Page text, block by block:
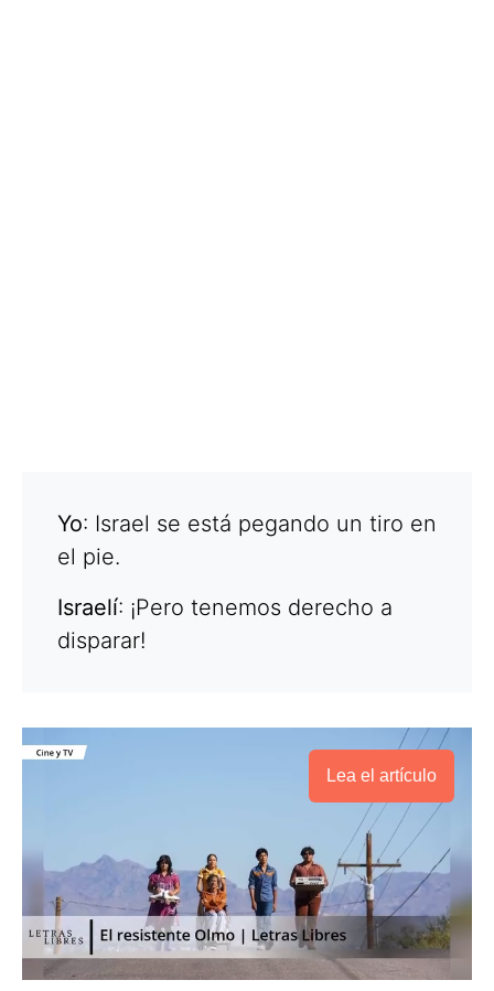
Yo: Israel se está pegando un tiro en
el pie.
Israelí: ¡Pero tenemos derecho a
disparar!
Lea el artículo